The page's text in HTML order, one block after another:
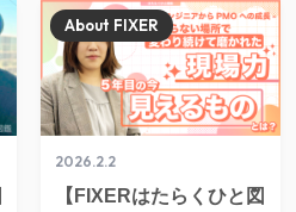
2026.2.2
【FIXERはたらくひと図
About FIXER